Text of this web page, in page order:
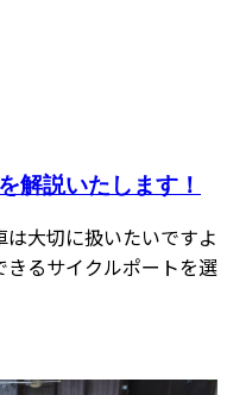
解説いたします！
大切に扱いたいですよ
るサイクルポートを選